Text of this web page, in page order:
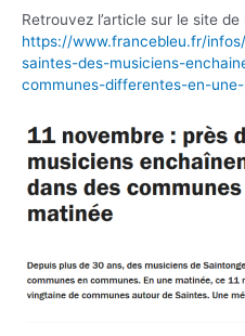
Retrouvez l’article sur le site de
https://www.francebleu.fr/
saintes-des-musiciens-
communes-differentes-en-